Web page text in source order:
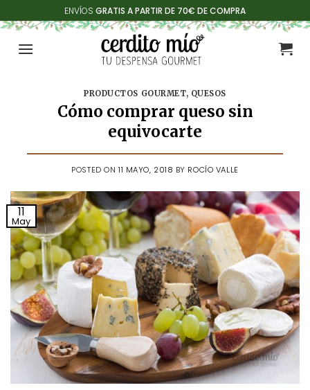
al
contenido
ENVÍOS GRATIS A PARTIR DE 70€ DE COMPRA
PRODUCTOS GOURMET, QUESOS
Cómo comprar queso sin
equivocarte
POSTED ON 11 MAYO, 2018 BY ROCÍO VALLE
11
May